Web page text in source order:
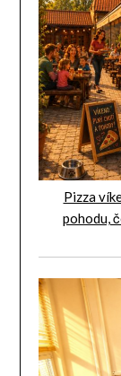
Pizza
pohodu,